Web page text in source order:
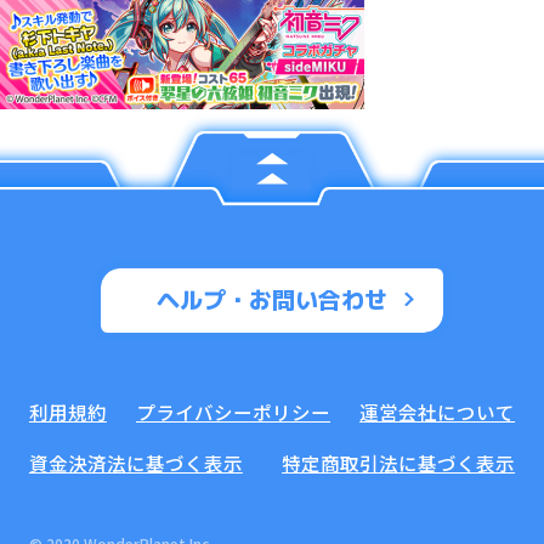
ヘルプ・お問い合わせ
利用規約 プライバシーポリシー
運営会社について
資金決済法に基づく表示
特定商取引法に基づく表示